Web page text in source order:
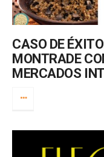
CASO DE
MONTRADE
MERCADOS